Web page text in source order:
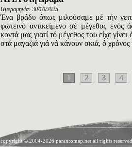
Ημερομηνία: 30/10/2025
Ένα βράδυ όπως μιλούσαμε μέ τήν
φωτεινό αντικείμενο σέ μέγεθος
κοντά μας γιατί τό μέγεθος του είχε
στά μαγαζιά γιά νά κάνουν σκιά, ό
1 2 3 4
copyright © 2004-2026 paranromap.net all rights